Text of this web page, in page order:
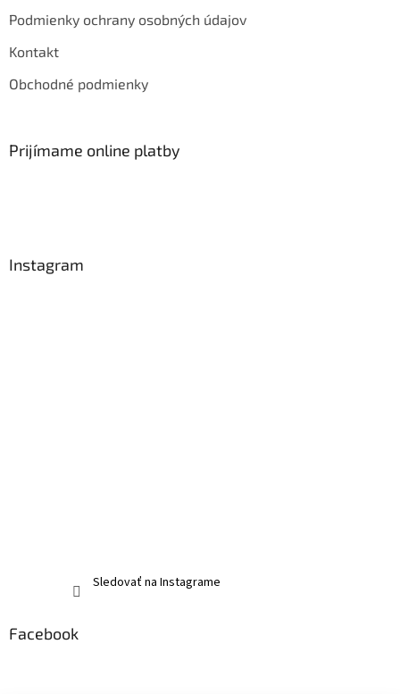
Podmienky ochrany osobných údajov
Kontakt
Obchodné podmienky
Prijímame online platby
Instagram
Sledovať na Instagrame
Facebook